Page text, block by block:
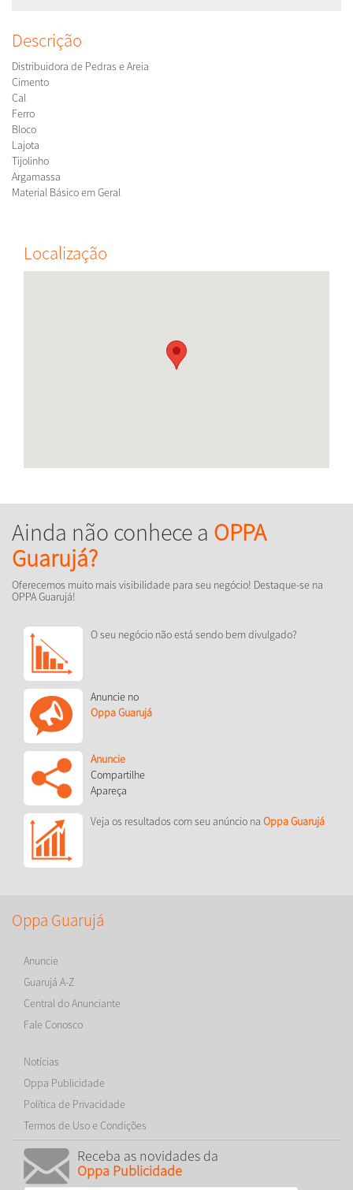
Descrição
Distribuidora de Pedras e Areia
Cimento
Cal
Ferro
Bloco
Lajota
Tijolinho
Argamassa
Material Básico em Geral
Localização
Ainda não conhece a OPPA
Guarujá?
Oferecemos muito mais visibilidade para seu negócio! Destaque-se na
OPPA Guarujá!
O seu negócio não está sendo bem divulgado?
Anuncie no
Oppa Guarujá
Anuncie
Compartilhe
Apareça
Veja os resultados com seu anúncio na Oppa Guarujá
Oppa Guarujá
Anuncie
Guarujá A-Z
Central do Anunciante
Fale Conosco
Notícias
Oppa Publicidade
Política de Privacidade
Termos de Uso e Condições
Receba as novidades da
Oppa Publicidade